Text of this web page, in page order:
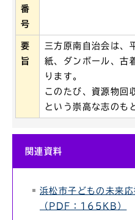
番
号
要
旨
三方原南自治会は、
紙、ダンボール、古
ります。
このたび、資源物回
という崇高な志のも
関連資料
浜松市子どもの未来
（PDF：165KB）